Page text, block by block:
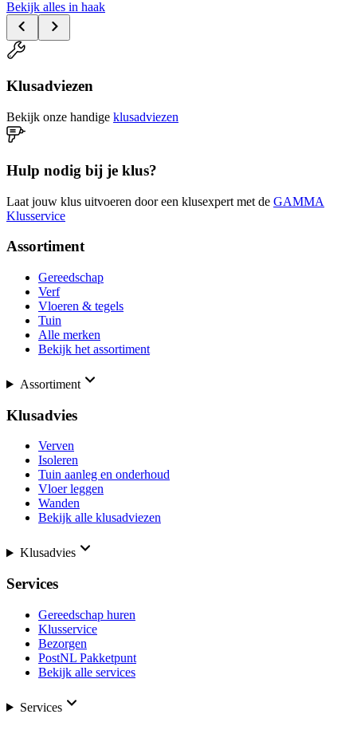
Bekijk alles in haak
Klusadviezen
Bekijk onze handige klusadviezen
Hulp nodig bij je klus?
Laat jouw klus uitvoeren door een klusexpert met de GAMMA
Klusservice
Assortiment
Gereedschap
Verf
Vloeren & tegels
Tuin
Alle merken
Bekijk het assortiment
Assortiment
Klusadvies
Verven
Isoleren
Tuin aanleg en onderhoud
Vloer leggen
Wanden
Bekijk alle klusadviezen
Klusadvies
Services
Gereedschap huren
Klusservice
Bezorgen
PostNL Pakketpunt
Bekijk alle services
Services